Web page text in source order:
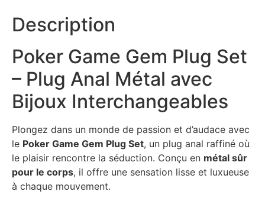
Description
Poker Game Gem Plug Set
– Plug Anal Métal avec
Bijoux Interchangeables
Plongez dans un monde de passion et d’audace avec
le Poker Game Gem Plug Set, un plug anal raffiné où
le plaisir rencontre la séduction. Conçu en métal sûr
pour le corps, il offre une sensation lisse et luxueuse
à chaque mouvement.